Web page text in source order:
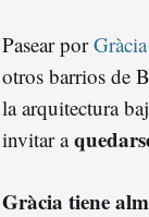
Pasear porGràcia
otros barrios de
la arquitectura
invitar a
Gràcia tiene